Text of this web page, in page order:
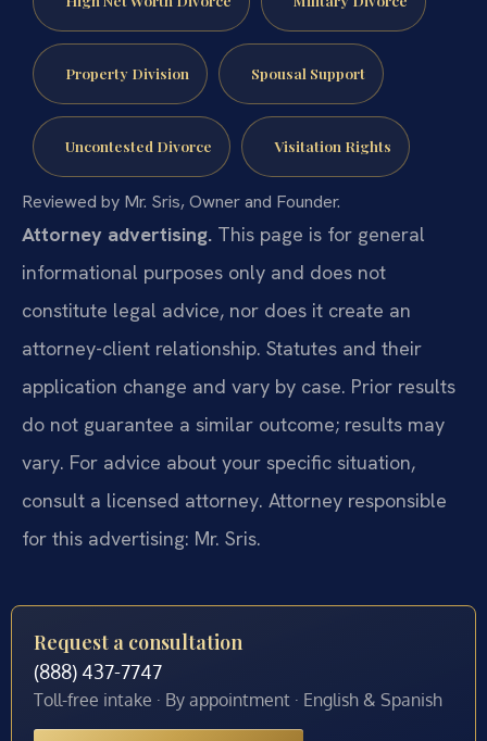
Property Division Spousal Support
Uncontested Divorce Visitation Rights
Reviewed by Mr. Sris, Owner and Founder.
Attorney advertising. This page is for general
informational purposes only and does not
constitute legal advice, nor does it create an
attorney-client relationship. Statutes and their
application change and vary by case. Prior results
do not guarantee a similar outcome; results may
vary. For advice about your specific situation,
consult a licensed attorney. Attorney responsible
for this advertising: Mr. Sris.
Request a consultation
(888) 437-7747
Toll-free intake · By appointment · English & Spanish